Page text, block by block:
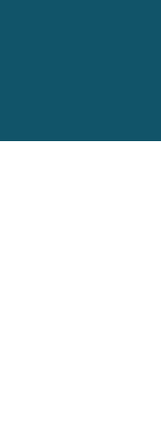
die